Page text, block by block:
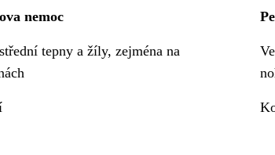
nemoc
tepny a žíly, zejména na